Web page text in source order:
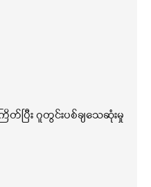
တ်ပြီး ဂူတွင်းပစ်ချသေဆုံးမှု